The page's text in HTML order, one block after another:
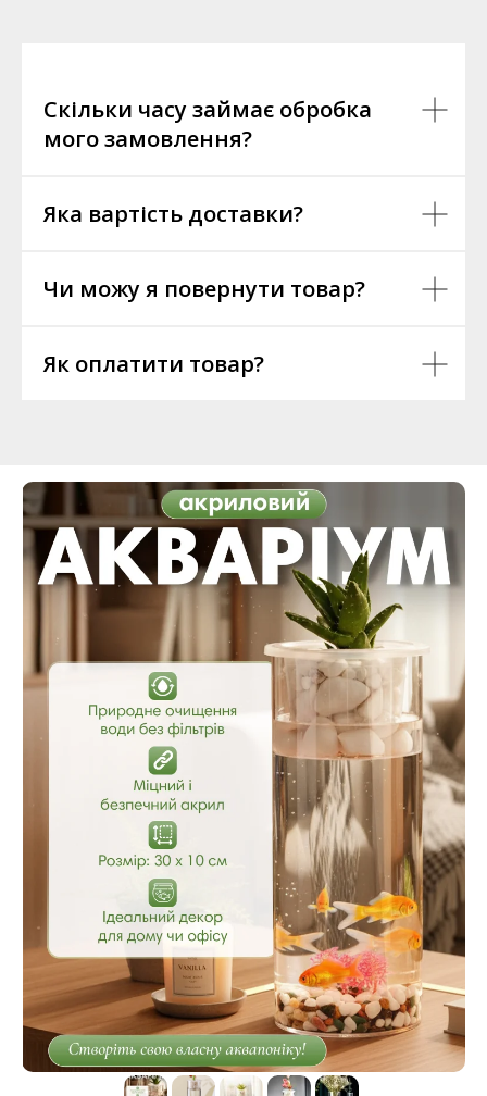
Скільки часу займає обробка
мого замовлення?
Яка вартість доставки?
Чи можу я повернути товар?
Як оплатити товар?